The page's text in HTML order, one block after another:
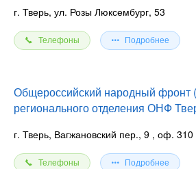
г. Тверь, ул. Розы Люксембург, 53
Телефоны Подробнее
Общероссийский народный фронт
регионального отделения ОНФ
г. Тверь, Вагжановский пер., 9 , оф. 310
Телефоны Подробнее